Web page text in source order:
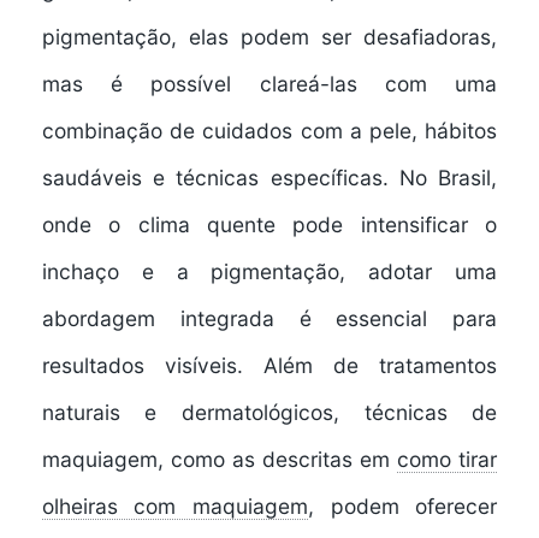
pigmentação, elas podem ser desafiadoras,
mas é possível clareá-las com uma
combinação de cuidados com a pele, hábitos
saudáveis e técnicas específicas. No Brasil,
onde o clima quente pode intensificar o
inchaço e a pigmentação, adotar uma
abordagem integrada é essencial para
resultados visíveis. Além de tratamentos
naturais e dermatológicos, técnicas de
maquiagem, como as descritas em como tirar
olheiras com maquiagem, podem oferecer